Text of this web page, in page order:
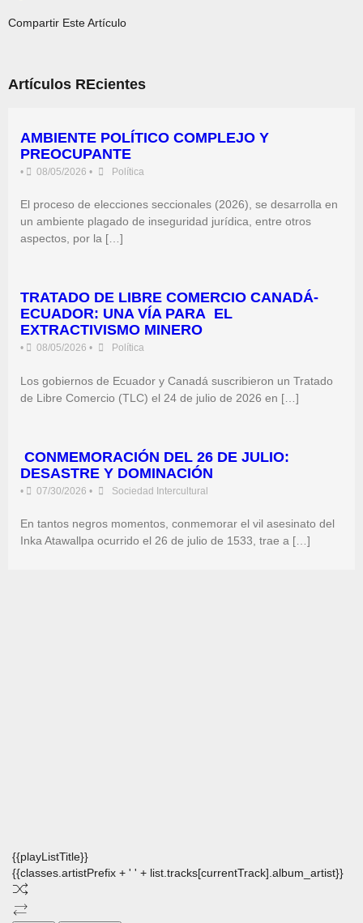
Compartir Este Artículo
Artículos REcientes
AMBIENTE POLÍTICO COMPLEJO Y
PREOCUPANTE
• 08/05/2026 • Política
El proceso de elecciones seccionales (2026), se desarrolla en
un ambiente plagado de inseguridad jurídica, entre otros
aspectos, por la […]
TRATADO DE LIBRE COMERCIO CANADÁ-
ECUADOR: UNA VÍA PARA EL
EXTRACTIVISMO MINERO
• 08/05/2026 • Política
Los gobiernos de Ecuador y Canadá suscribieron un Tratado
de Libre Comercio (TLC) el 24 de julio de 2026 en […]
CONMEMORACIÓN DEL 26 DE JULIO:
DESASTRE Y DOMINACIÓN
• 07/30/2026 • Sociedad Intercultural
En tantos negros momentos, conmemorar el vil asesinato del
Inka Atawallpa ocurrido el 26 de julio de 1533, trae a […]
{{playListTitle}}
{{classes.artistPrefix + ' ' + list.tracks[currentTrack].album_artist}}